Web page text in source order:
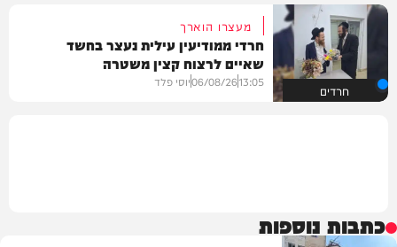
חרדים
מעצרו הוארך
חרדי ממודיעין עילית נעצר בחשד
שאיים לרצוח קצין משטרה
13:05
06/08/26יוסי פלד
כתבות נוספות